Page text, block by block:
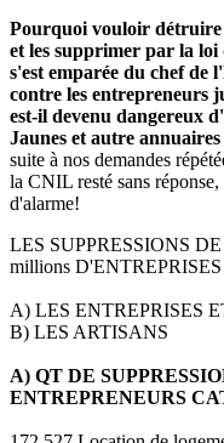
Pourquoi vouloir
et les supprimer par la
s'est emparée du chef de
contre les entrepreneurs
est-il devenu dangereux
Jaunes et autre
suite à nos demandes
la CNIL resté sans
d'alarme!
LES SUPPRESSIONS
millions
A) LES ENTREPRISES
B) LES ARTISANS
A) QT DE
ENTREPRENEURS